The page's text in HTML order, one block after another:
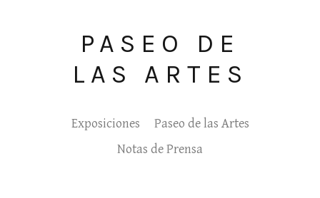
PASEO DE
LAS ARTES
Exposiciones
Paseo de las Artes
Notas de Prensa